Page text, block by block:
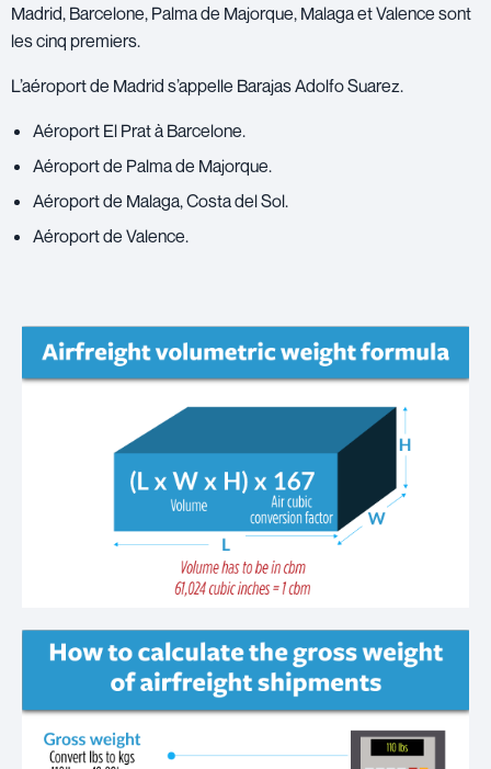
Madrid, Barcelone, Palma de Majorque, Malaga et Valence sont
les cinq premiers.
L’aéroport de Madrid s’appelle Barajas Adolfo Suarez.
Aéroport El Prat à Barcelone.
Aéroport de Palma de Majorque.
Aéroport de Malaga, Costa del Sol.
Aéroport de Valence.